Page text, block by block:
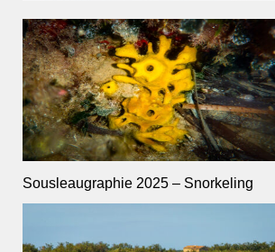
Sousleaugraphie 2025 – Snorkeling